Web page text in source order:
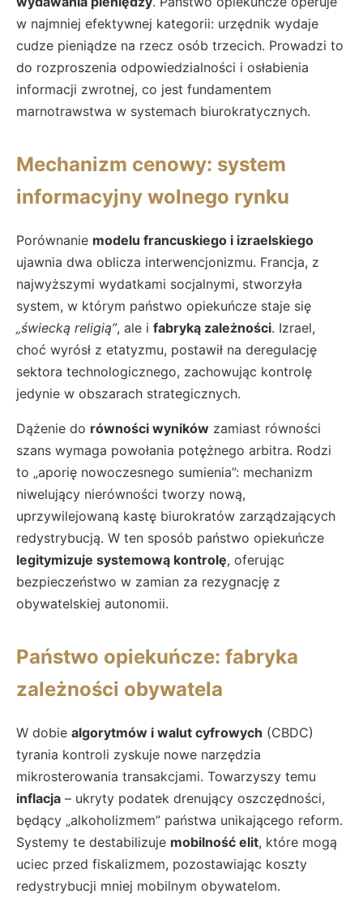
w najmniej efektywnej kategorii: urzędnik wydaje
cudze pieniądze na rzecz osób trzecich. Prowadzi to
do rozproszenia odpowiedzialności i osłabienia
informacji zwrotnej, co jest fundamentem
marnotrawstwa w systemach biurokratycznych.
Mechanizm cenowy: system
informacyjny wolnego rynku
Porównanie modelu francuskiego i izraelskiego
ujawnia dwa oblicza interwencjonizmu. Francja, z
najwyższymi wydatkami socjalnymi, stworzyła
system, w którym państwo opiekuńcze staje się
„świecką religią”, ale i fabryką zależności. Izrael,
choć wyrósł z etatyzmu, postawił na deregulację
sektora technologicznego, zachowując kontrolę
jedynie w obszarach strategicznych.
Dążenie do równości wyników zamiast równości
szans wymaga powołania potężnego arbitra. Rodzi
to „aporię nowoczesnego sumienia”: mechanizm
niwelujący nierówności tworzy nową,
uprzywilejowaną kastę biurokratów zarządzających
redystrybucją. W ten sposób państwo opiekuńcze
legitymizuje systemową kontrolę, oferując
bezpieczeństwo w zamian za rezygnację z
obywatelskiej autonomii.
Państwo opiekuńcze: fabryka
zależności obywatela
W dobie algorytmów i walut cyfrowych (CBDC)
tyrania kontroli zyskuje nowe narzędzia
mikrosterowania transakcjami. Towarzyszy temu
inflacja – ukryty podatek drenujący oszczędności,
będący „alkoholizmem” państwa unikającego reform.
Systemy te destabilizuje mobilność elit, które mogą
uciec przed fiskalizmem, pozostawiając koszty
redystrybucji mniej mobilnym obywatelom.